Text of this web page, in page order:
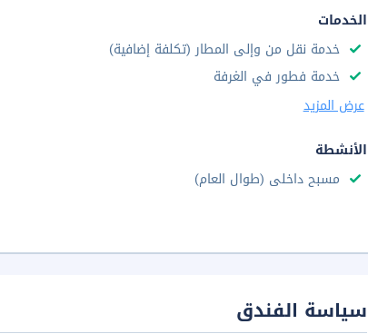
الخدمات
خدمة نقل من وإلى المطار (تكلفة إضافية)
خدمة فطور في الغرفة
عرض المزيد
الأنشطة
مسبح داخلى (طوال العام)
سياسة الفندق